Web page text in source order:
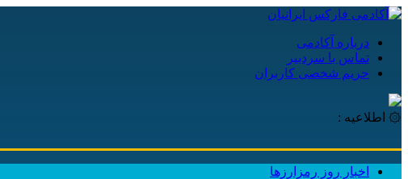
درباره آکادمی
تماس با سردبیر
حریم شخصی کاربران
۞ اطلاعیه :
اخبار روز رمزارزها